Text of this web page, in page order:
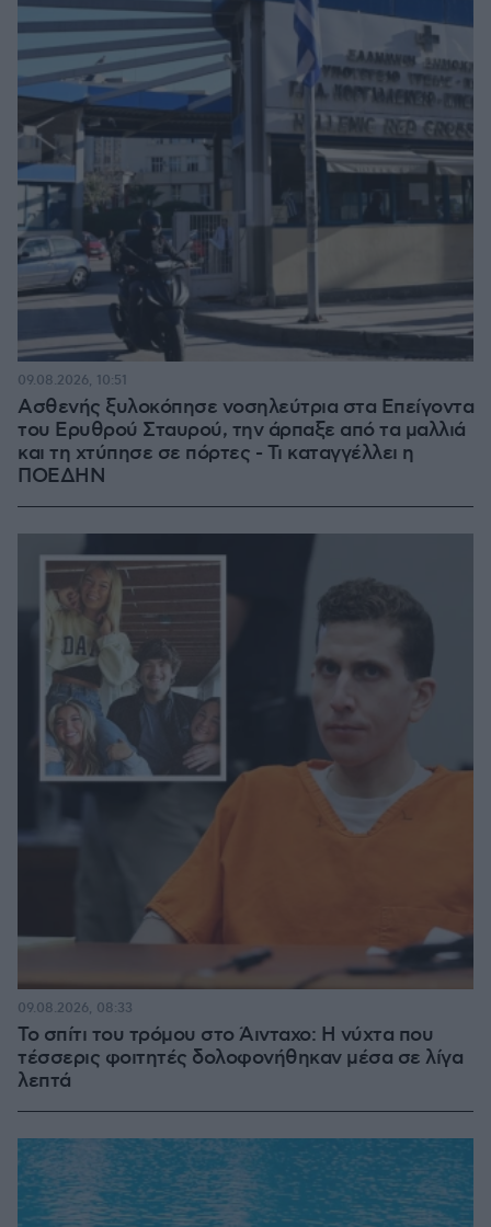
Ασθενής ξυλοκόπησε νοσηλεύτρια στα Επείγοντα
του Ερυθρού Σταυρού, την άρπαξε από τα μαλλιά
και τη χτύπησε σε πόρτες - Τι καταγγέλλει η
ΠΟΕΔΗΝ
09.08.2026, 10:51
Το σπίτι του τρόμου στο Άινταχο: Η νύχτα που
τέσσερις φοιτητές δολοφονήθηκαν μέσα σε λίγα
λεπτά
09.08.2026, 08:33